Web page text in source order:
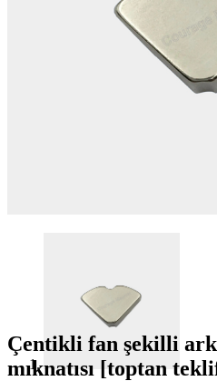
Çentikli fan şekilli
mıknatısı [toptan